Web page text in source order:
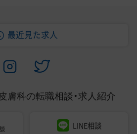
最近見た求人
膚科の転職相談・求人紹介
LINE相談